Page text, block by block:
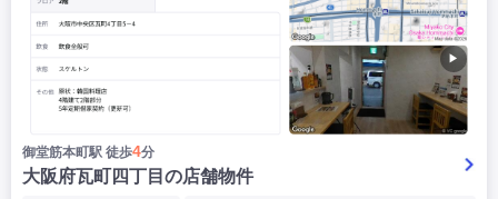
▶
御堂筋本町駅 徒歩4分
大阪府瓦町四丁目の店舗物件